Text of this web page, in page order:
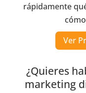
rápidamente
Ver
¿Quieres
marketing